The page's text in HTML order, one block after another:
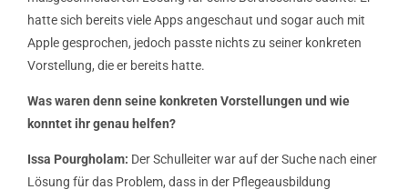
hatte sich bereits viele Apps angeschaut und sogar auch mit
Apple gesprochen, jedoch passte nichts zu seiner konkreten
Vorstellung, die er bereits hatte.
Was waren denn seine konkreten Vorstellungen und wie
konntet ihr genau helfen?
Issa Pourgholam: Der Schulleiter war auf der Suche nach einer
Lösung für das Problem, dass in der Pflegeausbildung